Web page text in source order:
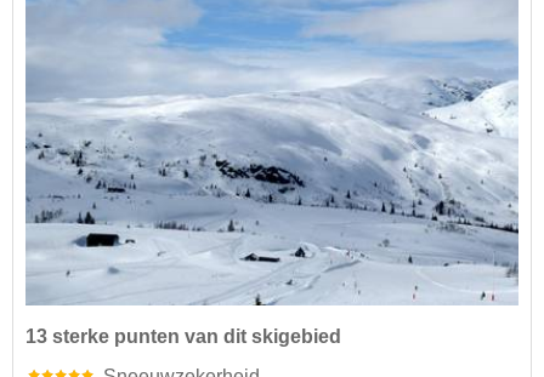
13 sterke punten van dit skigebied